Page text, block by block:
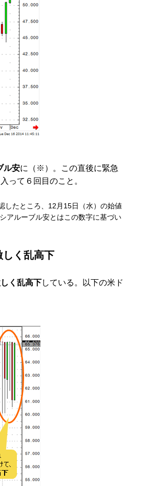
ル安に（※）。この直後に緊急
って６回目のこと。
したところ、12月15日（水）の始値
アルーブル安とはこの数字に基づい
しく乱高下
く乱高下している。以下の米ド